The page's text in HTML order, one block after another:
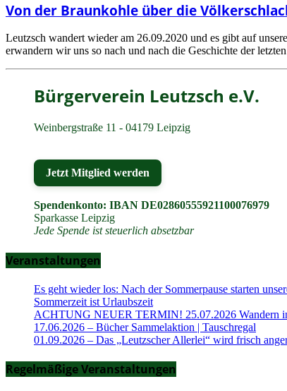
Von der Braunkohle über die
Leutzsch wandert wieder am 26.09.2020 und es gibt auf
erwandern wir uns so nach und nach die Geschichte der
Bürgerverein Leutzsch e.V.
Weinbergstraße 11 - 04179 Leipzig
Jetzt Mitglied werden
Spendenkonto: IBAN DE02860555921100076979
Sparkasse Leipzig
Jede Spende ist steuerlich absetzbar
Veranstaltungen
Es geht wieder los: Nach der Sommerpause starten
Sommerzeit ist Urlaubszeit
ACHTUNG NEUER TERMIN! 25.07.2026 Wandern
17.06.2026 – Bücher Sammelaktion | Tauschregal
01.09.2026 – Das „Leutzscher Allerlei“ wird frisch
Regelmäßige Veranstaltungen